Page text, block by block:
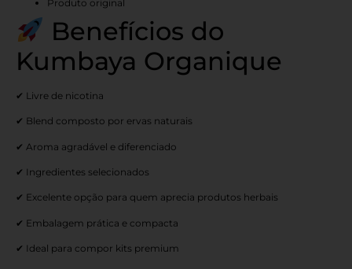
Produto original
Benefícios do
Kumbaya Organique
✔ Livre de nicotina
✔ Blend composto por ervas naturais
✔ Aroma agradável e diferenciado
✔ Ingredientes selecionados
✔ Excelente opção para quem aprecia produtos herbais
✔ Embalagem prática e compacta
✔ Ideal para compor kits premium